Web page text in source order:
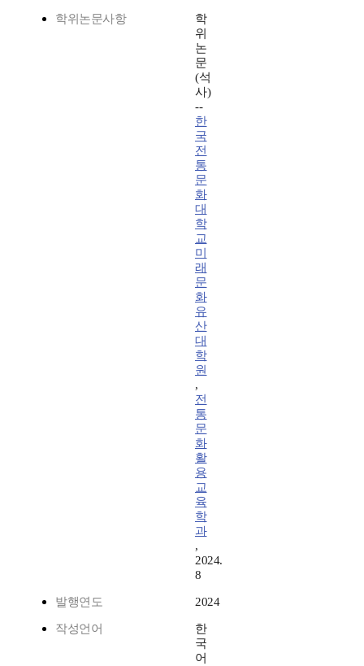
학위논문사항
학
위
논
문
(석
사)
--
한
국
전
통
문
화
대
학
교
미
래
문
화
유
산
대
학
원
,
전
통
문
화
활
용
교
육
학
과
,
2024.
8
발행연도 2024
작성언어
한
국
어